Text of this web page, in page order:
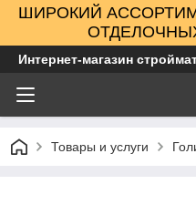
ШИРОКИЙ
Интернет-магазин
Товары и услуги